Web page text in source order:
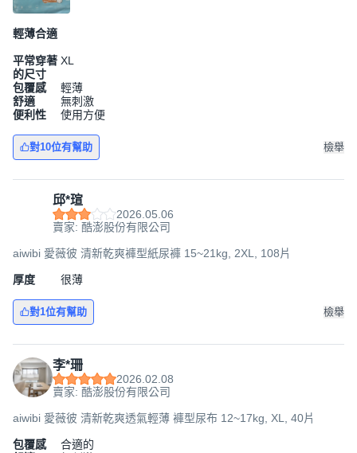
輕薄合適
平常穿著
的尺寸
XL
包覆感
輕薄
舒適
無刺激
便利性
使用方便
對10位有幫助 檢舉
邱*瑄
2026.05.06
賣家: 酷澎股份有限公司
aiwibi 愛薇彼 清新乾爽褲型紙尿褲 15~21kg, 2XL, 108片
厚度 很薄
對1位有幫助 檢舉
李*珊
2026.02.08
賣家: 酷澎股份有限公司
aiwibi 愛薇彼 清新乾爽透氣輕薄 褲型尿布 12~17kg, XL, 40片
包覆感
合適的